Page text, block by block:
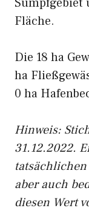
Fläche.
Die 18 ha
ha
0 ha
Hinweis:
31.12.2022.
aber auch
diesen Wert